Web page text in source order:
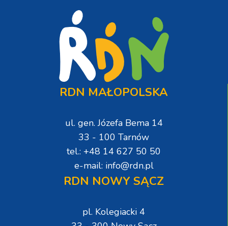
RDN MAŁOPOLSKA
ul. gen. Józefa Bema 14
33 - 100 Tarnów
tel.: +48 14 627 50 50
e-mail: info@rdn.pl
RDN NOWY SĄCZ
pl. Kolegiacki 4